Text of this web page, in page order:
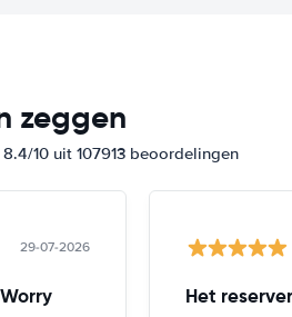
zeggen
10 uit 107913 beoordelingen
29-07-2026
Het